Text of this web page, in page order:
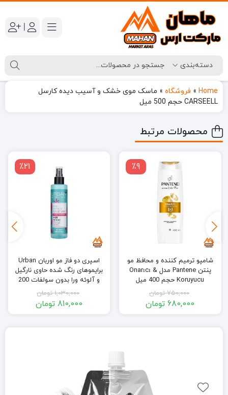
|
Home
» فروشگاه » ماسک موی خشک و آسیب دیده کارسل
CARSEELL حجم 500 میل
محصولات مرتبط
٪9
شامپو ترمیم کننده و محافظ مو
پنتن Pantene مدل Onarıcı &
Koruyucu حجم 400 میل
750,000 تومان
680,000 تومان
٪21
اسپری دو فاز مو اوربان Urban
برایموهای رنگ شده حاوی نارگیل
و آلوئه ورا بدون سولفات 200
میل
1,030,000 تومان
810,000 تومان